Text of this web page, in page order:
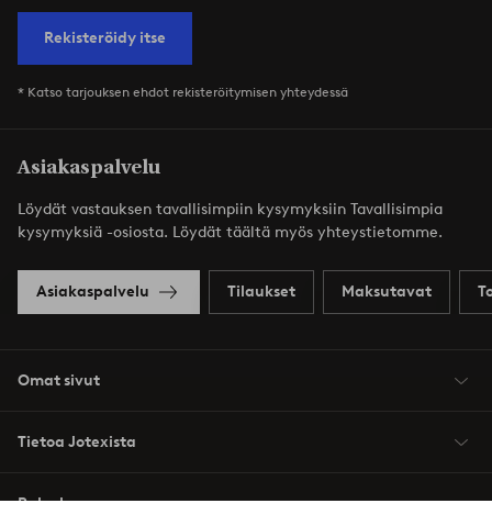
Rekisteröidy itse
* Katso tarjouksen ehdot rekisteröitymisen yhteydessä
Asiakaspalvelu
Löydät vastauksen tavallisimpiin kysymyksiin Tavallisimpia
kysymyksiä -osiosta. Löydät täältä myös yhteystietomme.
Asiakaspalvelu Tilaukset Maksutavat
Omat sivut
Tietoa Jotexista
Palvelumme